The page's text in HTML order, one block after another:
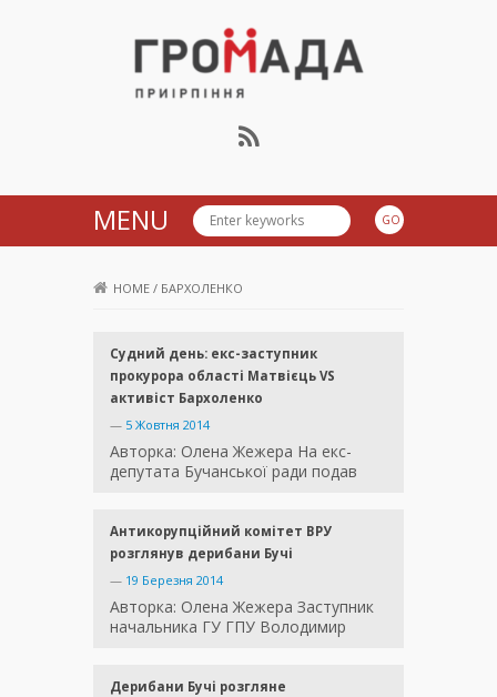
Громада Приірпіння
MENU
HOME / БАРХОЛЕНКО
Судний день: екс-заступник
прокурора області Матвієць VS
активіст Бархоленко
— 5 Жовтня 2014
Авторка: Олена Жежера На екс-
депутата Бучанської ради подав
Антикорупційний комітет ВРУ
розглянув дерибани Бучі
— 19 Березня 2014
Авторка: Олена Жежера Заступник
начальника ГУ ГПУ Володимир
Дерибани Бучі розгляне